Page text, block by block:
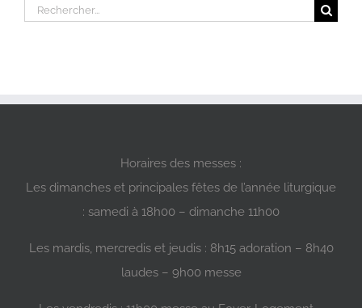
Rechercher:
Horaires des messes :
Les dimanches et principales fêtes de l’année liturgique
: samedi à 18h00 – dimanche 11h00
Les mardis, mercredis et jeudis : 8h15 adoration – 8h40
laudes – 9h00 messe